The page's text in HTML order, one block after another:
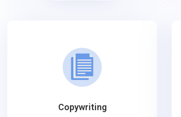
Copywriting